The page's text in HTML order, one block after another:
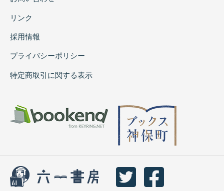
リンク
採用情報
プライバシーポリシー
特定商取引に関する表示